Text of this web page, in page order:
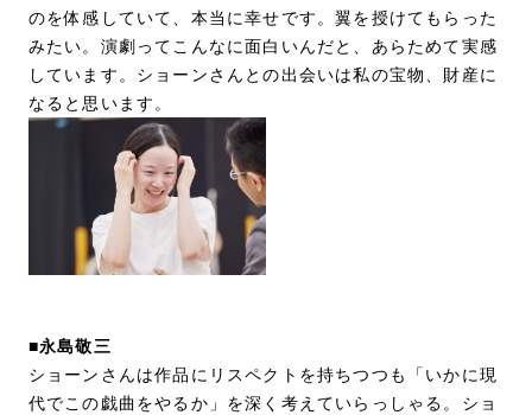
のを体感していて、本当に幸せです。翼を授けてもらった
みたい。演劇ってこんなに面白いんだと、あらためて実感
しています。ショーンさんとの出会いは私の宝物、財産に
なると思います。
■永島敬三
ショーンさんは作品にリスペクトを持ちつつも「いかに現
代でこの戯曲をやるか」を深く考えていらっしゃる。ショ